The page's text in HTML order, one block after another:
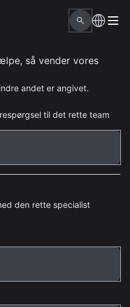
så vender vores
andet er angivet.
til det rette team
den rette specialist